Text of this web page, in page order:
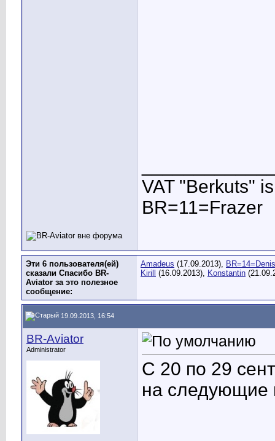
VAT "Berkuts"
BR=11=Frazer
Эти 6 пользователя(ей)
сказали Спасибо BR-
Aviator за это полезное
сообщение:
Amadeus (17.09.2013), BR=14=Denis
Kirill
(16.09.2013), Konstantin
19.09.2013, 16:54
BR-Aviator
Administrator
С 20 по 29
на следующие